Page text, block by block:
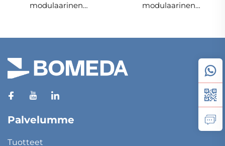
modulaarinen
modulaarinen
Palvelumme
Tuotteet